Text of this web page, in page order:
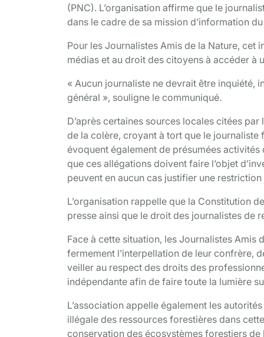
(PNC). L’organisation affirme que le
dans le cadre de sa mission d’information
Pour les Journalistes Amis de la Nature, cet
médias et au droit des citoyens à accéder à
« Aucun journaliste ne devrait être inquiété,
général », souligne le communiqué.
D’après certaines sources locales citées
de la colère, croyant à tort que le
évoquent également de présumées
que ces allégations doivent faire l’objet
peuvent en aucun cas justifier une
L’organisation rappelle que la Constitution
presse ainsi que le droit des journalistes de
Face à cette situation, les Journalistes
fermement l’interpellation de leur confrère,
veiller au respect des droits des
indépendante afin de faire toute la lumière
L’association appelle également les
illégale des ressources forestières dans
conservation des écosystèmes forestiers de